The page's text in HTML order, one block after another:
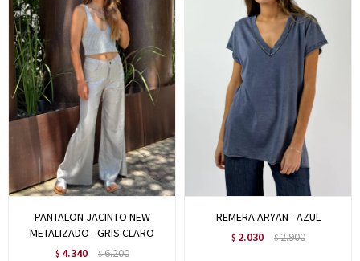
PANTALON JACINTO NEW
METALIZADO - GRIS CLARO
$ 4.340 $6.200
REMERA ARYAN - AZUL
$ 2.030 $2.900